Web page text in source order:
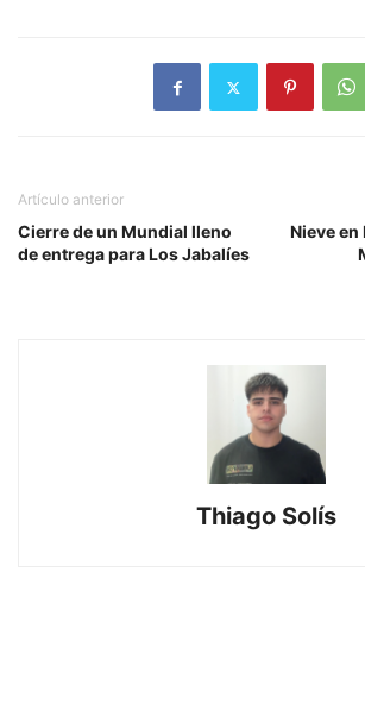
Artículo anterior
Cierre de un Mundial lleno
de entrega para Los Jabalíes
Nieve
Thiago Solís